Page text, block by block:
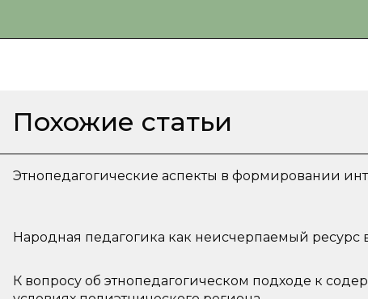
Похожие статьи
Этнопедагогические аспекты в формировании
Народная педагогика как неисчерпаемый ресурс
К вопросу об этнопедагогическом подходе к